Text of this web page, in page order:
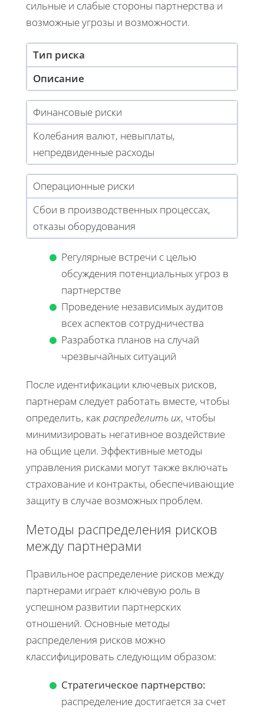
сильные и слабые стороны партнерства и
возможные угрозы и возможности.
Тип риска
Описание
Финансовые риски
Колебания валют, невыплаты,
непредвиденные расходы
Операционные риски
Сбои в производственных процессах,
отказы оборудования
Регулярные встречи с целью
обсуждения потенциальных угроз в
партнерстве
Проведение независимых аудитов
всех аспектов сотрудничества
Разработка планов на случай
чрезвычайных ситуаций
После идентификации ключевых рисков,
партнерам следует работать вместе, чтобы
определить, какраспределить их, чтобы
минимизировать негативное воздействие
на общие цели. Эффективные методы
управления рисками могут также включать
страхование и контракты, обеспечивающие
защиту в случае возможных проблем.
Методы распределения рисков
между партнерами
Правильное распределение рисков между
партнерами играет ключевую роль в
успешном развитии партнерских
отношений. Основные методы
распределения рисков можно
классифицировать следующим образом:
Стратегическое партнерство:
распределение достигается за счет